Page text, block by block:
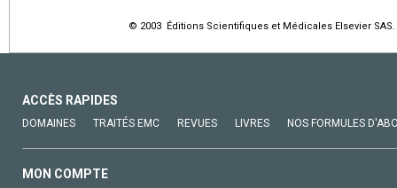
© 2003 Éditions Scientifiques et Médicales Elsevier
ACCÈS RAPIDES
DOMAINES TRAITÉS EMC REVUES LIVRES NOS FORMULES
MON COMPTE